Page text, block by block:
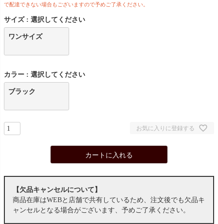
で配達できない場合もございますので予めご了承ください。
サイズ 選択してください
ワンサイズ
カラー 選択してください
ブラック
お気に入りに登録する
カートに入れる
【欠品キャンセルについて】
商品在庫はWEBと店舗で共有しているため、注文後でも欠品キ
ャンセルとなる場合がございます、予めご了承ください。